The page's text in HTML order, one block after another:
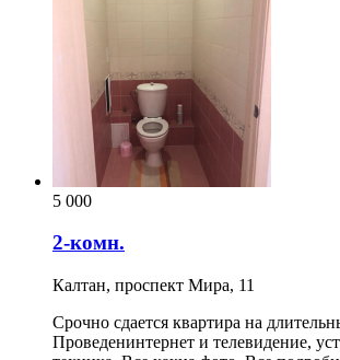
5 000
2-комн.
Калтан, проспект Мира, 11
Срочно сдается квартира на
Проведенинтернет и телевидение,